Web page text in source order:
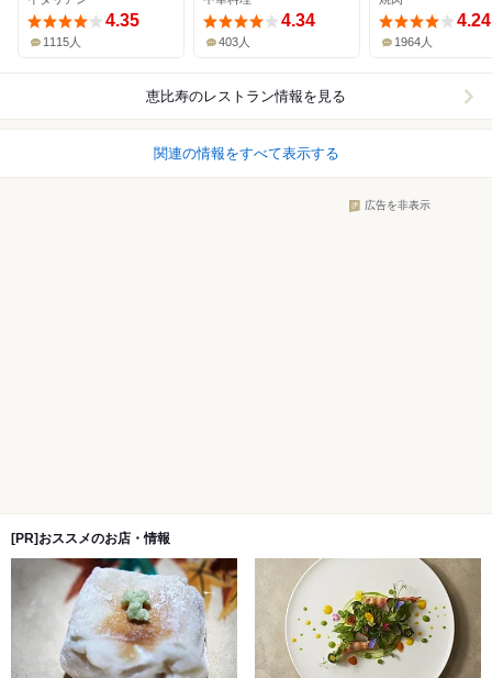
4.35
1115人
4.34
403人
4.24
1964人
恵比寿のレストラン情報を見る
関連の情報をすべて表示する
広告を非表示
[PR]おススメのお店・情報